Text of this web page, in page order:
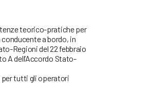
teorico-pratiche per
a bordo, in
Regioni del 22 febbraio
A dell’Accordo Stato-
per tutti gli operatori